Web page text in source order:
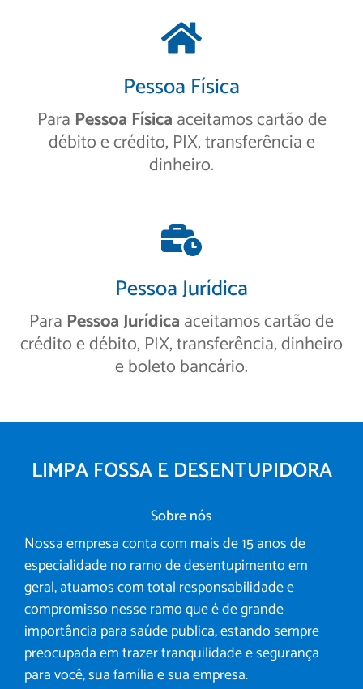
Pessoa Física
Para Pessoa Físicaaceitamos cartão de
débito e crédito, PIX, transferência e
dinheiro.
Pessoa Jurídica
Para Pessoa Jurídicaaceitamos cartão de
crédito e débito, PIX, transferência, dinheiro
e boleto bancário.
LIMPA FOSSA E DESENTUPIDORA
Sobre nós
Nossa empresa conta com mais de 15 anos de
especialidade no ramo de desentupimento em
geral, atuamos com total responsabilidade e
compromisso nesse ramo que é de grande
importância para saúde publica, estando sempre
preocupada em trazer tranquilidade e segurança
para você, sua família e sua empresa.